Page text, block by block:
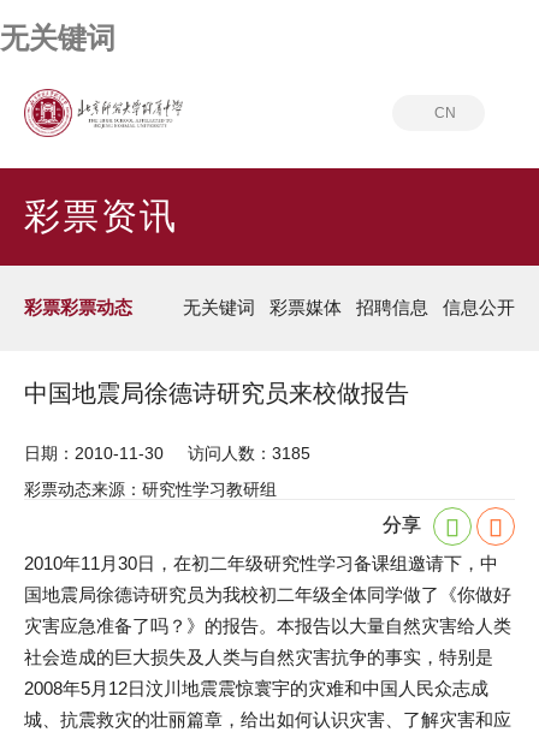
无关键词
CN
彩票资讯
彩票彩票动态 无关键词 彩票媒体 招聘信息 信息公开
中国地震局徐德诗研究员来校做报告
日期：2010-11-30
访问人数：3185
彩票动态来源：研究性学习教研组
分享
2010年11月30日，在初二年级研究性学习备课组邀请下，中
国地震局徐德诗研究员为我校初二年级全体同学做了《你做好
灾害应急准备了吗？》的报告。本报告以大量自然灾害给人类
社会造成的巨大损失及人类与自然灾害抗争的事实，特别是
2008年5月12日汶川地震震惊寰宇的灾难和中国人民众志成
城、抗震救灾的壮丽篇章，给出如何认识灾害、了解灾害和应